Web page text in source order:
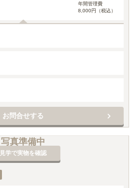
年間管理費
8,000円（税込）
お問合せする
写真準備中
見学で実物を確認